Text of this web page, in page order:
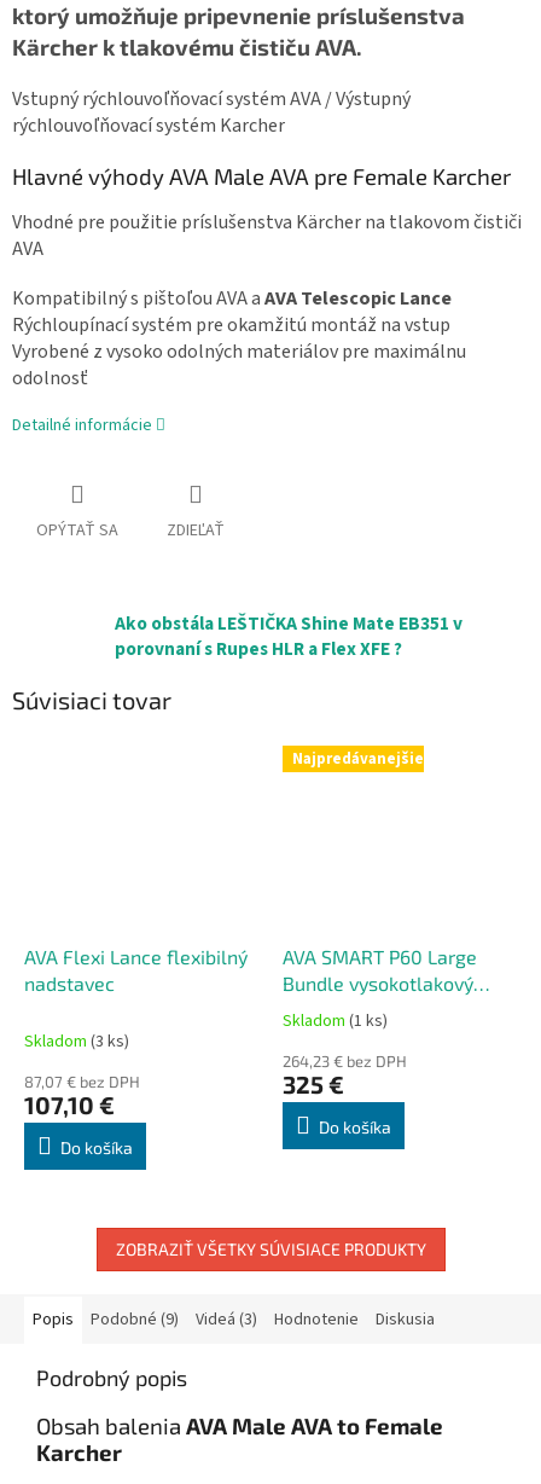
ktorý umožňuje pripevnenie príslušenstva
Kärcher k tlakovému čističu AVA.
Vstupný rýchlouvoľňovací systém AVA / Výstupný
rýchlouvoľňovací systém Karcher
Hlavné výhody AVA Male AVA pre Female Karcher
Vhodné pre použitie príslušenstva Kärcher na tlakovom čističi
AVA
Kompatibilný s pištoľou AVA aAVA Telescopic Lance
Rýchloupínací systém pre okamžitú montáž na vstup
Vyrobené z vysoko odolných materiálov pre maximálnu
odolnosť
Detailné informácie
OPÝTAŤ SA ZDIEĽAŤ
Ako obstála LEŠTIČKA Shine Mate EB351 v
porovnaní s Rupes HLR a Flex XFE ?
Súvisiaci tovar
AVA Flexi Lance flexibilný
nadstavec
Skladom (3 ks)
87,07 € bez DPH
107,10 €
Do košíka
Najpredávanejšie
AVA SMART P60 Large
Bundle vysokotlakový
čistič
Priemerné
produktu
je
5,0
Skladom (1 ks)
264,23 € bez DPH
325 €
Do košíka
ZOBRAZIŤ VŠETKY SÚVISIACE PRODUKTY
Popis Podobné (9) Videá (3) Hodnotenie Diskusia
Podrobný popis
Obsah balenia AVA Male AVA to Female
Karcher